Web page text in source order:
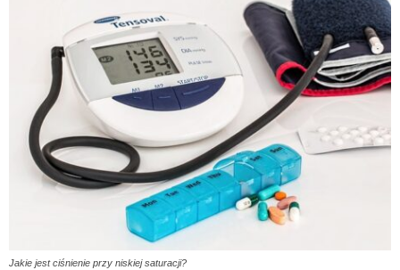
Jakie jest ciśnienie przy niskiej saturacji?